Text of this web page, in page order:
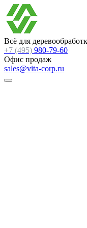
Всё для
+7 (495) 980-79-60
Офис продаж
sales@vita-corp.ru